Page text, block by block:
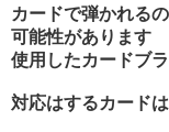
カードで弾かれる
可能性があります
使用したカードブ
対応はするカードは